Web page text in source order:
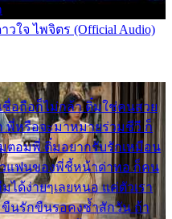
วใจ ไพจิตร (Official Audio)
ชื่อถือก็ไม่กล้า ติ๋มใช่คนสวย
พี่หรือจะมาหมายร่วมชีวี ก็
ตอมพี่ ติ๋มอยากรับรักเหมือน
แฟนของพี่ชี้หน้าด่าทอ ก็คน
ด้ง่ายๆเลยหนอ แค่ตัวเรา
นรักขืนรอคงช้ำสักวัน ถ้า